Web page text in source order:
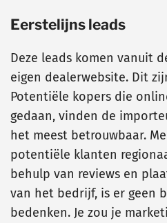
Eerstelijns leads
Deze leads komen vanuit
eigen dealerwebsite. Dit
Potentiële kopers die
gedaan, vinden de
het meest betrouwbaar.
potentiële klanten
behulp van reviews en
van het bedrijf, is er geen
bedenken. Je zou je